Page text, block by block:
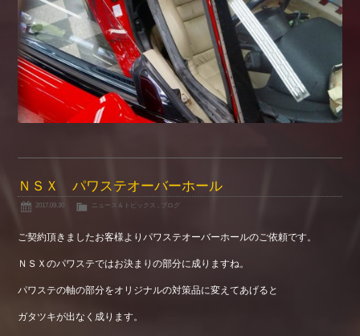
ＮＳＸ パワステオーバーホール
2017.09.30 ニュース＆トピックス , ブログ
ご契約頂きましたお客様よりパワステオーバーホールのご依頼です。
ＮＳＸのパワステではお決まりの部分に成りますね。
パワステの軸の部分をオリジナルの対策品に変えてあげると
ガタツキが出なく成ります。